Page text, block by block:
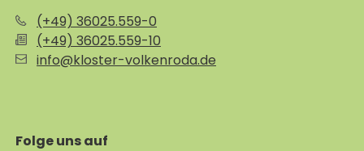
(+49) 36025.559-0
(+49) 36025.559-10
info@kloster-volkenroda.de
Folge uns auf